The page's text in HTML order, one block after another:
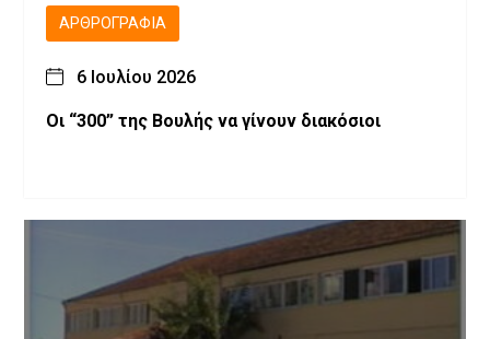
ΑΡΘΡΟΓΡΑΦΊΑ
6 Ιουλίου 2026
Οι “300” της Βουλής να γίνουν διακόσιοι